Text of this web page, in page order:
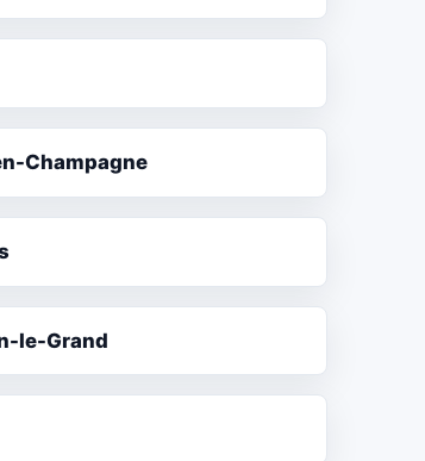
Champagne
le-Grand